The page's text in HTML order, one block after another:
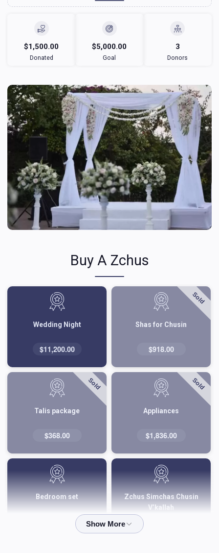
$1,500.00
Donated
$5,000.00
Goal
3
Donors
Buy A Zchus
Wedding Night
$11,200.00
Sold
Shas for Chusin
$918.00
Sold
Talis package
$368.00
Sold
Appliances
$1,836.00
Bedroom set
Zchus Simchas Chusin
V’kallah